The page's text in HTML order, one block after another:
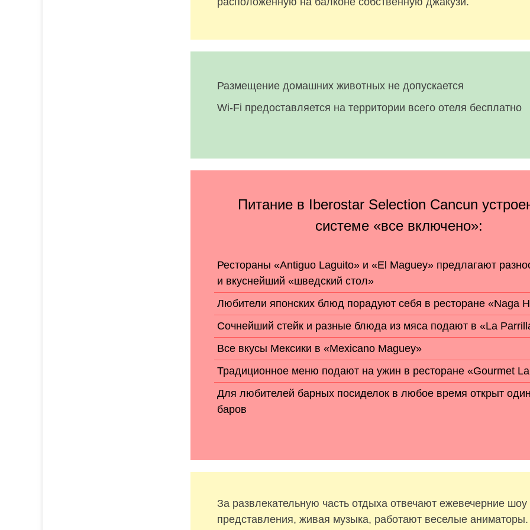
Размещение домашних животных не допускается
Wi-Fi предоставляется на территории всего отеля бесплатно
Питание в Iberostar Selection Cancun
системе «все включено»:
Рестораны «Antiguo Laguito» и «El Maguey» предлагают
и вкуснейший «шведский стол»
Любители японских блюд порадуют себя в ресторане «Naga
Сочнейший стейк и разные блюда из мяса подают в «La
Все вкусы Мексики в «Mexicano Maguey»
Традиционное меню подают на ужин в ресторане «Gourmet
Для любителей барных посиделок в любое время открыт
баров
За развлекательную часть отдыха отвечают ежевечерние шоу
представления, живая музыка, работают веселые аниматоры.